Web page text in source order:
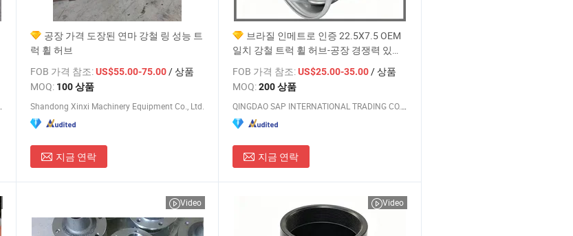
공장 가격 도장된 연마 강철 링 성능 트
럭 휠 허브
FOB 가격 참조:US$55.00-75.00/ 상품
MOQ: 100 상품
Shandong Xinxi Machinery Equipment Co., Ltd.
지금 연락
브라질 인메트로 인증 22.5X7.5 OEM
일치 강철 트럭 휠 허브-공장 경쟁력 있는
FOB 가격 참조:US$25.00-35.00/ 상품
MOQ:200 상품
지금 연락
Video Video